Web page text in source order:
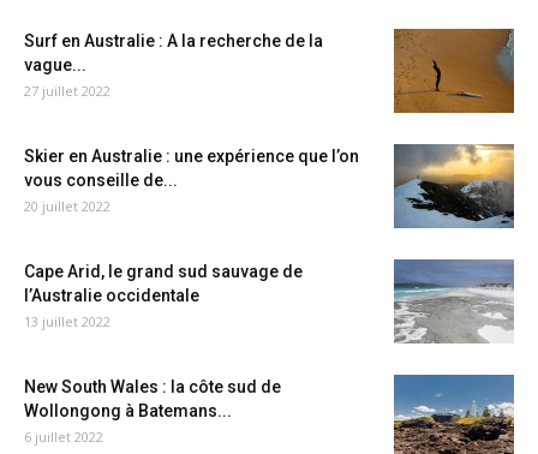
Surf en Australie : A la recherche de la
vague...
27 juillet 2022
Skier en Australie : une expérience que l’on
vous conseille de...
20 juillet 2022
Cape Arid, le grand sud sauvage de
l’Australie occidentale
13 juillet 2022
New South Wales : la côte sud de
Wollongong à Batemans...
6 juillet 2022